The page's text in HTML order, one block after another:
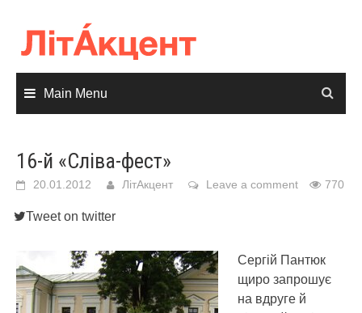
content
Main Menu
16-й «Сліва-фест»
20.01.2012 ЛітАкцент Leave a comment 770
Tweet on twitter
Сергій Пантюк
щиро запрошує
на вдруге й